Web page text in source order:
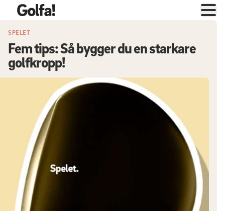
SPELET
Fem tips: Så bygger du en starkare
golfkropp!